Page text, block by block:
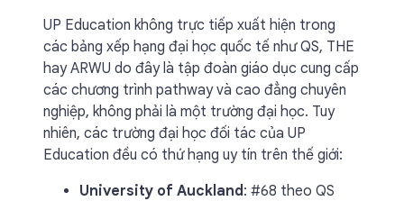
UP Education không trực tiếp xuất hiện trong
các bảng xếp hạng đại học quốc tế như QS, THE
hay ARWU do đây là tập đoàn giáo dục cung cấp
các chương trình pathway và cao đẳng chuyên
nghiệp, không phải là một trường đại học. Tuy
nhiên, các trường đại học đối tác của UP
Education đều có thứ hạng uy tín trên thế giới:
University of Auckland: #68 theo QS